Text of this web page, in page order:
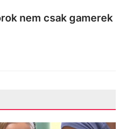
nem csak gamerek